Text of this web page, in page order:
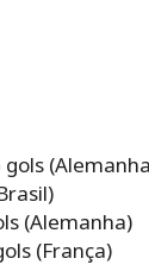
(Alemanha)
(França)